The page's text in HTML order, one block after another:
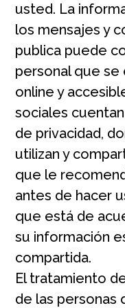
usted. La
los mensajes y
publica puede
personal que se
online y
sociales
de privacidad,
utilizan y
que le
antes de hacer
que está de
su información
compartida.
El tratamiento
de las personas